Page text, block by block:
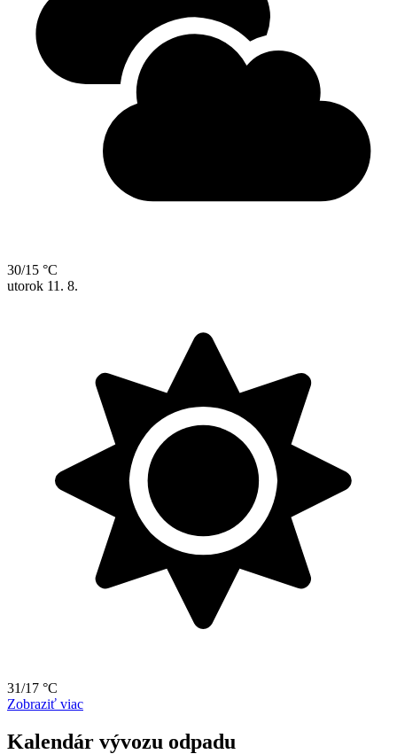
30/15 °C
utorok 11. 8.
31/17 °C
Zobraziť viac
Kalendár vývozu odpadu